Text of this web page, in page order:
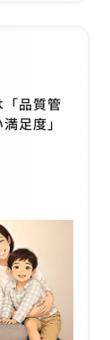
品質管
足度」